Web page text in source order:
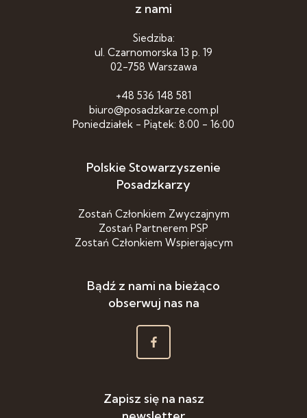
z nami
Siedziba:
ul. Czarnomorska 13 p. 19
02-758 Warszawa
+48 536 148 581
biuro@posadzkarze.com.pl
Poniedziałek - Piątek: 8:00 - 16:00
Polskie Stowarzyszenie
Posadzkarzy
Zostań Członkiem Zwyczajnym
Zostań Partnerem PSP
Zostań Członkiem Wspierającym
Bądź z nami na bieżąco
obserwuj nas na
Zapisz się na nasz